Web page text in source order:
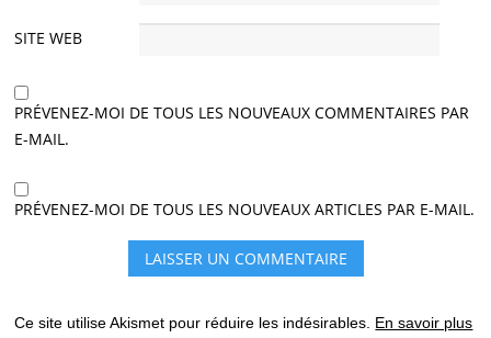
SITE WEB
PRÉVENEZ-MOI DE TOUS LES NOUVEAUX COMMENTAIRES PAR
E-MAIL.
PRÉVENEZ-MOI DE TOUS LES NOUVEAUX ARTICLES PAR E-MAIL.
Ce site utilise Akismet pour réduire les indésirables. En savoir plus